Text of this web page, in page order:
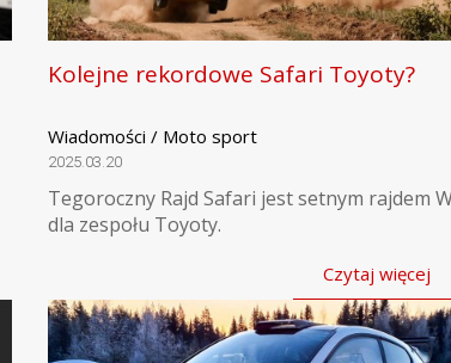
Kolejne rekordowe Safari Toyoty?
Wiadomości / Moto sport
2025.03.20
Tegoroczny Rajd Safari jest setnym rajdem
dla zespołu Toyoty.
Czytaj więcej